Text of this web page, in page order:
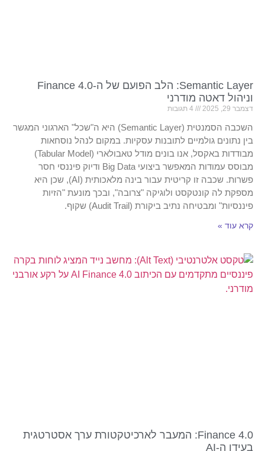
Semantic Layer: הלב הפועם של ה-Finance 4.0
וניהול דאטה מודרני
דצמבר 29, 2025
השכבה הסמנטית (Semantic Layer) היא ה"שכל" הארגוני המגשר
בין נתונים גולמיים לתובנות עסקיות. במקום לנהל נוסחאות
מבודדות באקסל, אנו בונים מודל טאבולארי (Tabular Model)
מבוסס עמודות המאפשר ביצועי Big Data ודיוק פיננסי חסר
פשרות. שכבה זו קריטית עבור בינה מלאכותית (AI), שכן היא
מספקת לה קונטקסט ולוגיקה "צרובה", ובכך מונעת "הזיות
פיננסיות" ומבטיחה נתיב ביקורת (Audit Trail) שקוף.
קרא עוד »
Finance 4.0: המעבר לארכיטקטורת ערך אסטרטגית
בעידן ה-AI